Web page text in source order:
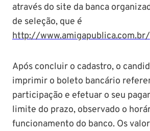
através do site da banca
de seleção, que é
http://www.amigapublica.com.br/
Após concluir o cadastro, o
imprimir o boleto bancário
participação e efetuar o seu
limite do prazo, observado o
funcionamento do banco. Os